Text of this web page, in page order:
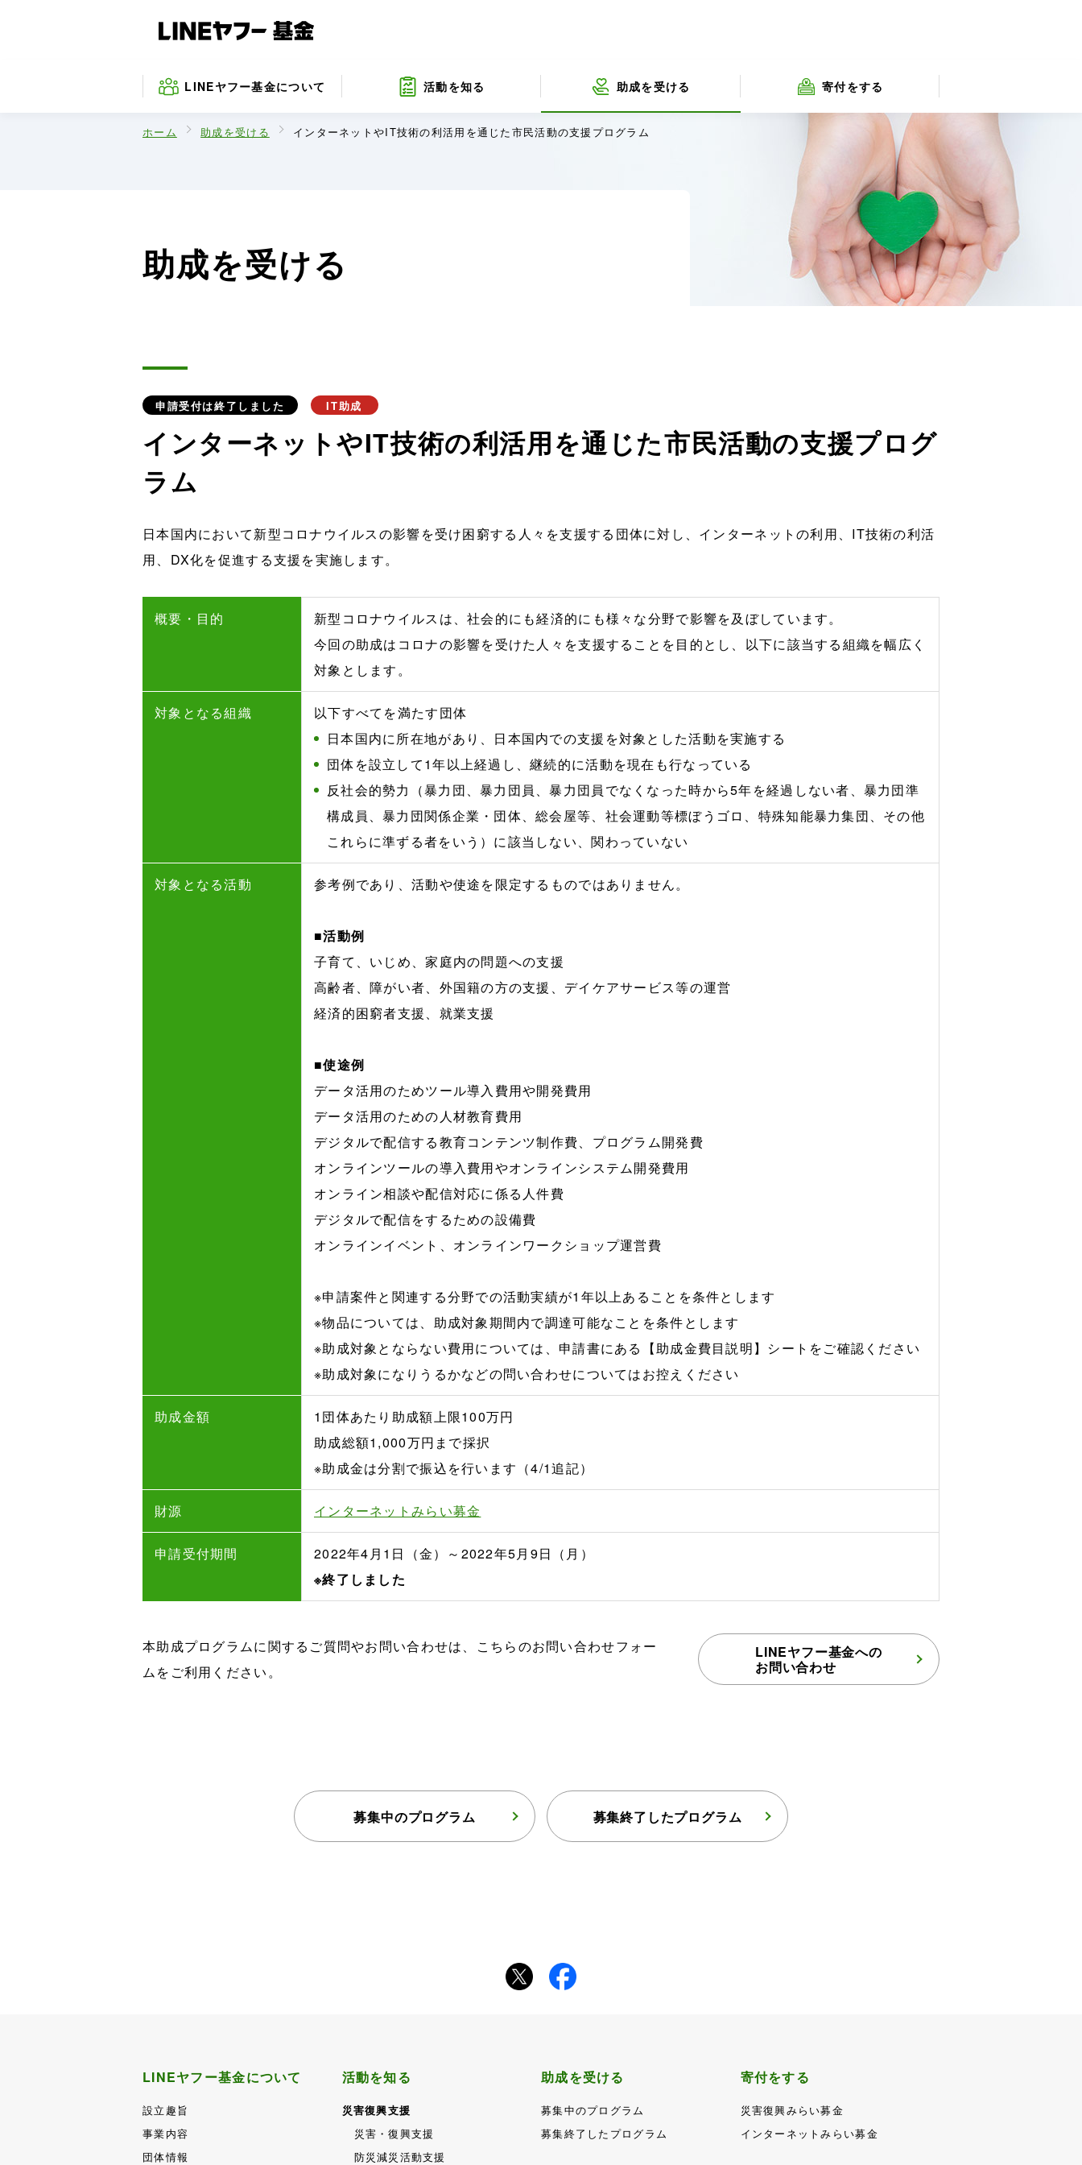
LINEヤフー基金について 活動を知る 助成を受ける 寄付をする
年度別会計情報
ツール・ド・東北
学生ボランティア
ホーム 助成を受ける インターネットやIT技術の利活用を通じた市民活動の支援プログラム
助成を受ける
申請受付は終了しました IT助成
インターネットやIT技術の利活用を通じた市民活動の支援プログ
ラム
日本国内において新型コロナウイルスの影響を受け困窮する人々を支援する団体に対し、インターネットの利用、IT技術の利活
用、DX化を促進する支援を実施します。
概要・目的
新型コロナウイルスは、社会的にも経済的にも様々な分野で影響を及ぼしています。
今回の助成はコロナの影響を受けた人々を支援することを目的とし、以下に該当する組織を幅広く
対象とします。
対象となる組織
以下すべてを満たす団体
日本国内に所在地があり、日本国内での支援を対象とした活動を実施する
団体を設立して1年以上経過し、継続的に活動を現在も行なっている
反社会的勢力（暴力団、暴力団員、暴力団員でなくなった時から5年を経過しない者、暴力団準
構成員、暴力団関係企業・団体、総会屋等、社会運動等標ぼうゴロ、特殊知能暴力集団、その他
これらに準ずる者をいう）に該当しない、関わっていない
対象となる活動 参考例であり、活動や使途を限定するものではありません。
■活動例
子育て、いじめ、家庭内の問題への支援
高齢者、障がい者、外国籍の方の支援、デイケアサービス等の運営
経済的困窮者支援、就業支援
■使途例
データ活用のためツール導入費用や開発費用
データ活用のための人材教育費用
デジタルで配信する教育コンテンツ制作費、プログラム開発費
オンラインツールの導入費用やオンラインシステム開発費用
オンライン相談や配信対応に係る人件費
デジタルで配信をするための設備費
オンラインイベント、オンラインワークショップ運営費
※申請案件と関連する分野での活動実績が1年以上あることを条件とします
※物品については、助成対象期間内で調達可能なことを条件とします
※助成対象とならない費用については、申請書にある【助成金費目説明】シートをご確認ください
※助成対象になりうるかなどの問い合わせについてはお控えください
助成金額
1団体あたり助成額上限100万円
助成総額1,000万円まで採択
※助成金は分割で振込を行います（4/1追記）
財源 インターネットみらい募金
申請受付期間
2022年4月1日（金）～2022年5月9日（月）
※終了しました
本助成プログラムに関するご質問やお問い合わせは、こちらのお問い合わせフォー
ムをご利用ください。
LINEヤフー基金への
お問い合わせ
募集中のプログラム 募集終了したプログラム
LINEヤフー基金について
設立趣旨
事業内容
団体情報
活動を知る
災害復興支援
災害・復興支援
防災減災活動支援
助成を受ける
募集中のプログラム
募集終了したプログラム
寄付をする
災害復興みらい募金
インターネットみらい募金